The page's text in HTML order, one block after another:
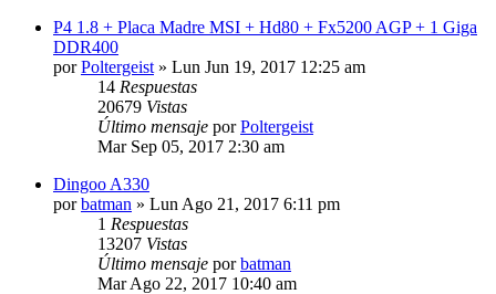
P4 1.8 + Placa Madre MSI + Hd80 + Fx5200 AGP + 1 Giga
DDR400
porPoltergeist » Lun Jun 19, 2017 12:25 am
14 Respuestas
20679 Vistas
Último mensaje porPoltergeist
Mar Sep 05, 2017 2:30 am
Dingoo A330
porbatman » Lun Ago 21, 2017 6:11 pm
1 Respuestas
13207 Vistas
Último mensaje porbatman
Mar Ago 22, 2017 10:40 am